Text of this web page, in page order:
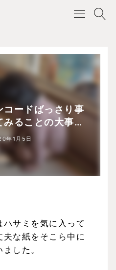
コードばっさり事
みることの大事
年1月5日
サミを気に入って
な紙をそこら中に
した。